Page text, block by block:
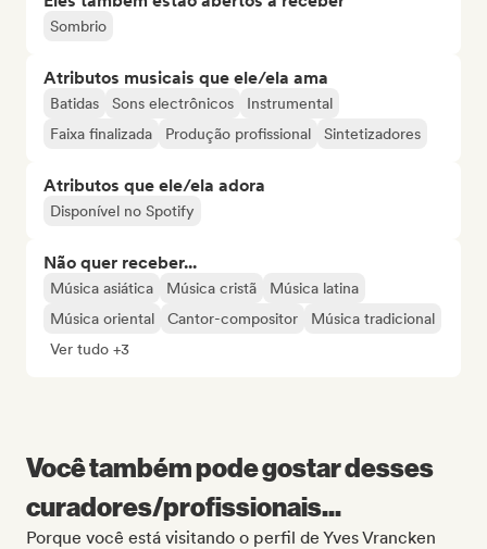
Sombrio
Atributos musicais que ele/ela ama
Batidas Sons electrônicos
Instrumental
Faixa finalizada
Produção profissional Sintetizadores
Atributos que ele/ela adora
Disponível no Spotify
Não quer receber...
Música asiática Música cristã
Música latina
Música oriental
Cantor-compositor
Música tradicional
Ver tudo +3
Você também pode gostar desses
curadores/profissionais...
Porque você está visitando o perfil de Yves Vrancken